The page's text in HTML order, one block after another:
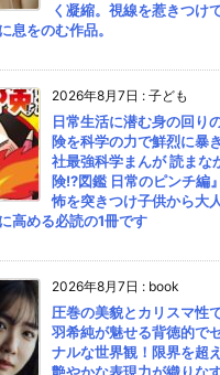
く凝縮。視線を惹きつけ
息をのむ作品。
2026年8月7日 : 子ども
日常生活に潜む身の回り
険を科学の力で鮮烈に暴
社最強科学まんが 読まな
険!?図鑑 日常のピンチ編
怖を突きつけ子供から大
高める必読の1冊です
2026年8月7日 : book
圧巻の美貌とカリスマ性
羽希純が魅せる背徳的で
ナルな世界観！限界を超